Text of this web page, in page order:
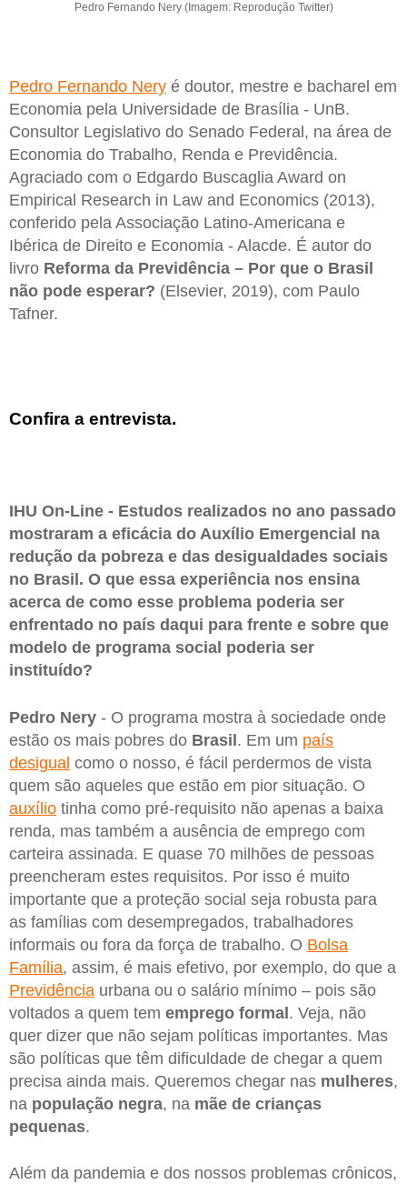
Pedro Fernando Nery (Imagem: Reprodução Twitter)
Pedro Fernando Nery é doutor, mestre e bacharel em
Economia pela Universidade de Brasília - UnB.
Consultor Legislativo do Senado Federal, na área de
Economia do Trabalho, Renda e Previdência.
Agraciado com o Edgardo Buscaglia Award on
Empirical Research in Law and Economics (2013),
conferido pela Associação Latino-Americana e
Ibérica de Direito e Economia - Alacde. É autor do
livro Reforma da Previdência – Por que o Brasil
não pode esperar? (Elsevier, 2019), com Paulo
Tafner.
Confira a entrevista.
IHU On-Line - Estudos realizados no ano passado
mostraram a eficácia do Auxílio Emergencial na
redução da pobreza e das desigualdades sociais
no Brasil. O que essa experiência nos ensina
acerca de como esse problema poderia ser
enfrentado no país daqui para frente e sobre que
modelo de programa social poderia ser
instituído?
Pedro Nery - O programa mostra à sociedade onde
estão os mais pobres do Brasil. Em um país
desigual como o nosso, é fácil perdermos de vista
quem são aqueles que estão em pior situação. O
auxílio tinha como pré-requisito não apenas a baixa
renda, mas também a ausência de emprego com
carteira assinada. E quase 70 milhões de pessoas
preencheram estes requisitos. Por isso é muito
importante que a proteção social seja robusta para
as famílias com desempregados, trabalhadores
informais ou fora da força de trabalho. O Bolsa
Família, assim, é mais efetivo, por exemplo, do que a
Previdência urbana ou o salário mínimo – pois são
voltados a quem tem emprego formal. Veja, não
quer dizer que não sejam políticas importantes. Mas
são políticas que têm dificuldade de chegar a quem
precisa ainda mais. Queremos chegar nas mulheres,
na população negra, na mãe de crianças
pequenas.
Além da pandemia e dos nossos problemas crônicos,